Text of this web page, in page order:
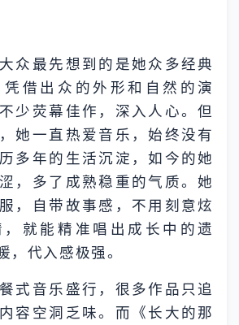
众最先想到的是她众多经典
借出众的外形和自然的演
少荧幕佳作，深入人心。但
她一直热爱音乐，始终没有
多年的生活沉淀，如今的她
，多了成熟稳重的气质。她
，自带故事感，不用刻意炫
就能精准唱出成长中的遗
，代入感极强。
式音乐盛行，很多作品只追
容空洞乏味。而《长大的那